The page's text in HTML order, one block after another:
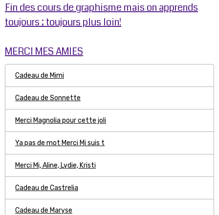
Fin des cours de graphisme mais on apprends
toujours ; toujours plus loin!
MERCI MES AMIES
Cadeau de Mimi
Cadeau de Sonnette
Merci Magnolia pour cette joli
Ya pas de mot Merci Mi suis t
Merci Mi, Aline, Lydie, Kristi
Cadeau de Castrelia
Cadeau de Maryse